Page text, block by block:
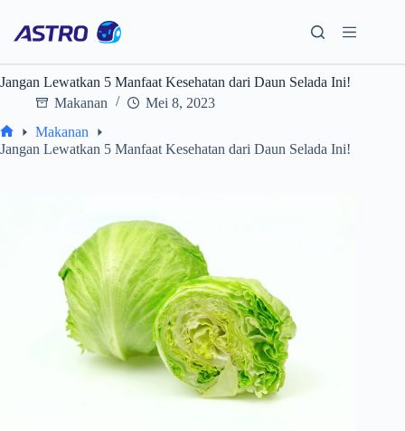
content
Jangan Lewatkan 5 Manfaat Kesehatan dari Daun Selada Ini!
Makanan
Mei 8, 2023
Home
Makanan
Jangan Lewatkan 5 Manfaat Kesehatan dari Daun Selada Ini!